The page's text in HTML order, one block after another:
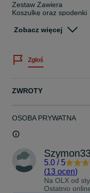
Zestaw Zawiera
Koszulkę oraz spodenki
Szybki czas Realizacji
W Moich Ogłoszeniach
Na wzrost 125-135 cm
Spodenki z gumką
Rozmiar
Na wzrost 135-145 cm
Długość koszulki 56 cm
Szerokość Koszulki 40
Spodenki z gumką
Zobacz więcej
Zgłoś
ZWROTY
OSOBA PRYWATNA
5.0 / 5
(13 ocen)
Na OLX od
Ostatnio